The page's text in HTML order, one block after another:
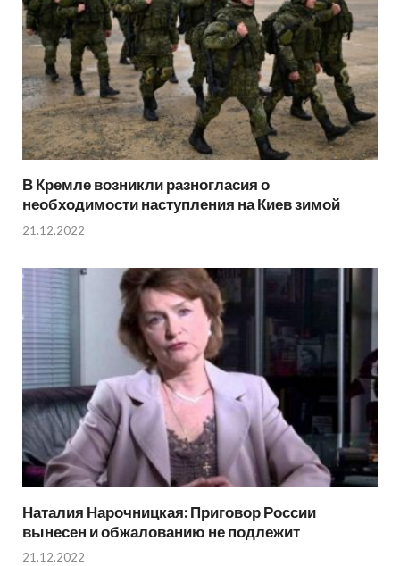
В Кремле возникли разногласия о
необходимости наступления на Киев зимой
21.12.2022
Наталия Нарочницкая: Приговор России
вынесен и обжалованию не подлежит
21.12.2022